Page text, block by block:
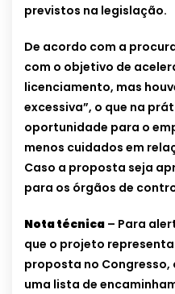
previstos na legislação.
De acordo com a
com o objetivo de
licenciamento, mas
excessiva”, o que na
oportunidade para o
menos cuidados em
Caso a proposta seja
para os órgãos de
Nota técnica – Para
que o projeto
proposta no Congresso,
uma lista de